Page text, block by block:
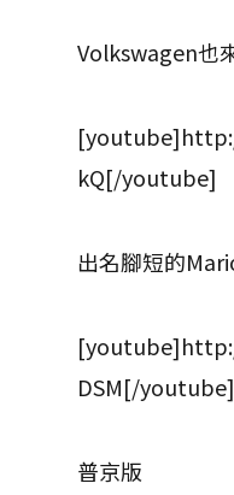
Volkswagen也
kQ[/youtube]
出名腳短的
DSM[/youtube]
普京版